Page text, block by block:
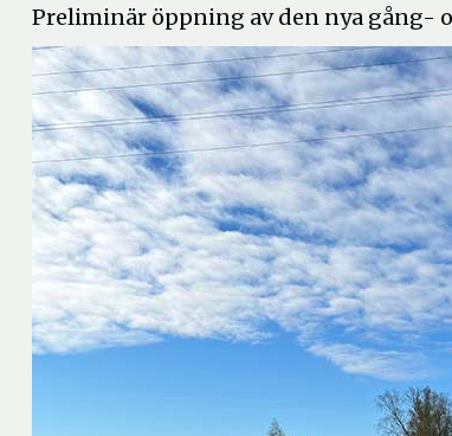
Preliminär öppning av den nya gång-